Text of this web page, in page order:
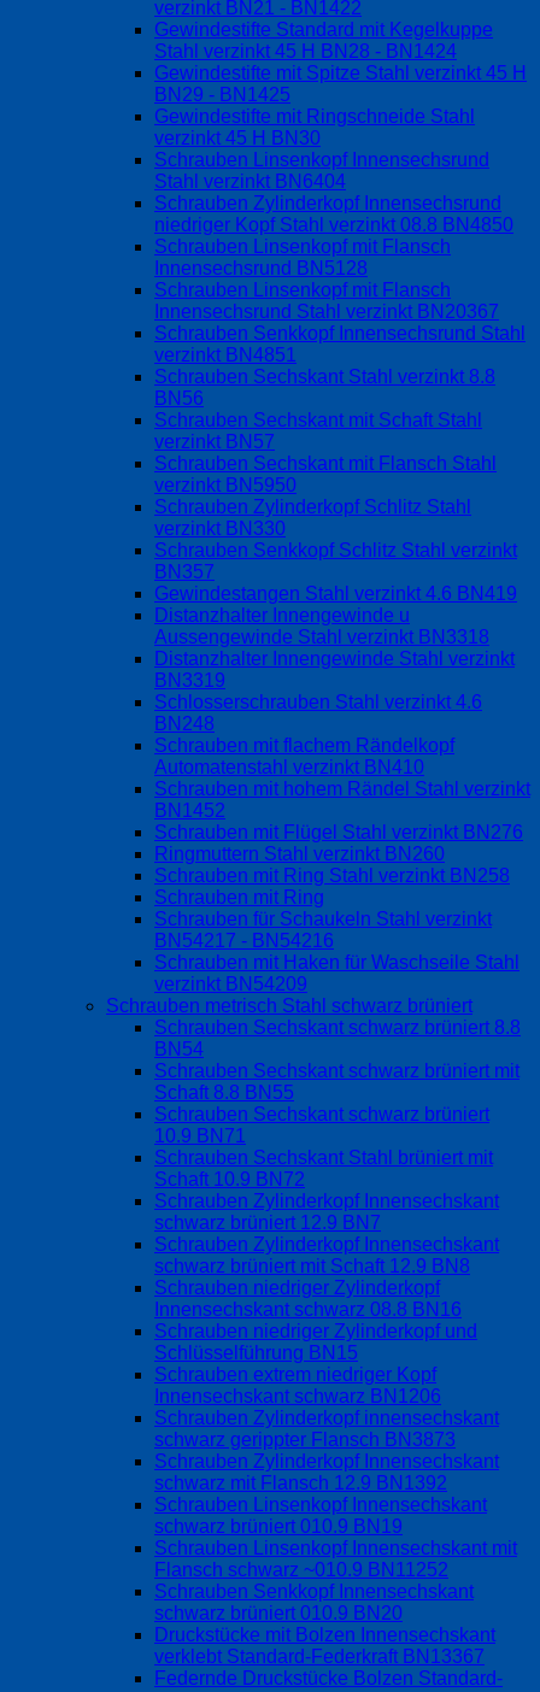
verzinkt BN21 - BN1422
Gewindestifte Standard mit Kegelkuppe
Stahl verzinkt 45 H BN28 - BN1424
Gewindestifte mit Spitze Stahl verzinkt 45 H
BN29 - BN1425
Gewindestifte mit Ringschneide Stahl
verzinkt 45 H BN30
Schrauben Linsenkopf Innensechsrund
Stahl verzinkt BN6404
Schrauben Zylinderkopf Innensechsrund
niedriger Kopf Stahl verzinkt 08.8 BN4850
Schrauben Linsenkopf mit Flansch
Innensechsrund BN5128
Schrauben Linsenkopf mit Flansch
Innensechsrund Stahl verzinkt BN20367
Schrauben Senkkopf Innensechsrund Stahl
verzinkt BN4851
Schrauben Sechskant Stahl verzinkt 8.8
BN56
Schrauben Sechskant mit Schaft Stahl
verzinkt BN57
Schrauben Sechskant mit Flansch Stahl
verzinkt BN5950
Schrauben Zylinderkopf Schlitz Stahl
verzinkt BN330
Schrauben Senkkopf Schlitz Stahl verzinkt
BN357
Gewindestangen Stahl verzinkt 4.6 BN419
Distanzhalter Innengewinde u
Aussengewinde Stahl verzinkt BN3318
Distanzhalter Innengewinde Stahl verzinkt
BN3319
Schlosserschrauben Stahl verzinkt 4.6
BN248
Schrauben mit flachem Rändelkopf
Automatenstahl verzinkt BN410
Schrauben mit hohem Rändel Stahl verzinkt
BN1452
Schrauben mit Flügel Stahl verzinkt BN276
Ringmuttern Stahl verzinkt BN260
Schrauben mit Ring Stahl verzinkt BN258
Schrauben mit Ring
Schrauben für Schaukeln Stahl verzinkt
BN54217 - BN54216
Schrauben mit Haken für Waschseile Stahl
verzinkt BN54209
Schrauben metrisch Stahl schwarz brüniert
Schrauben Sechskant schwarz brüniert 8.8
BN54
Schrauben Sechskant schwarz brüniert mit
Schaft 8.8 BN55
Schrauben Sechskant schwarz brüniert
10.9 BN71
Schrauben Sechskant Stahl brüniert mit
Schaft 10.9 BN72
Schrauben Zylinderkopf Innensechskant
schwarz brüniert 12.9 BN7
Schrauben Zylinderkopf Innensechskant
schwarz brüniert mit Schaft 12.9 BN8
Schrauben niedriger Zylinderkopf
Innensechskant schwarz 08.8 BN16
Schrauben niedriger Zylinderkopf und
Schlüsselführung BN15
Schrauben extrem niedriger Kopf
Innensechskant schwarz BN1206
Schrauben Zylinderkopf innensechskant
schwarz gerippter Flansch BN3873
Schrauben Zylinderkopf Innensechskant
schwarz mit Flansch 12.9 BN1392
Schrauben Linsenkopf Innensechskant
schwarz brüniert 010.9 BN19
Schrauben Linsenkopf Innensechskant mit
Flansch schwarz ~010.9 BN11252
Schrauben Senkkopf Innensechskant
schwarz brüniert 010.9 BN20
Druckstücke mit Bolzen Innensechskant
verklebt Standard-Federkraft BN13367
Federnde Druckstücke Bolzen Standard-